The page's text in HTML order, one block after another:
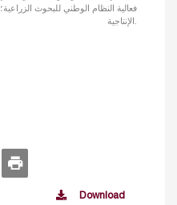
فعالية النظام الوطني للبحوث الزراعية؛
Download